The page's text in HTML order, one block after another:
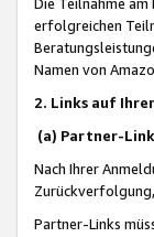
erfolgreichen
Namen von
2. Links auf
(a) Partner-
Nach Ihrer
Partner-Links